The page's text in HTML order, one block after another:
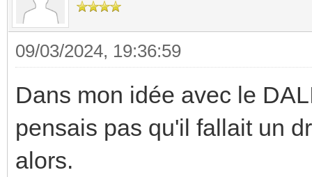
09/03/2024, 19:36:59
Dans mon idée avec le
pensais pas qu'il fallait un
alors.